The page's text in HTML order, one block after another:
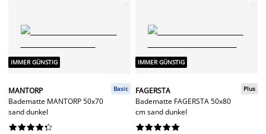
IMMER GÜNSTIG
MANTORP
Badematte MANTORP 50x70
sand dunkel
Basic






IMMER GÜNSTIG
FAGERSTA
Badematte FAGERSTA 50x80
cm sand dunkel
Plus





